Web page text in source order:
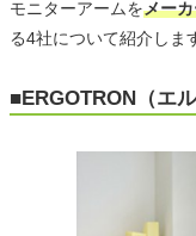
モニターアームをメー
る4社について紹介しま
■ERGOTRON（エ